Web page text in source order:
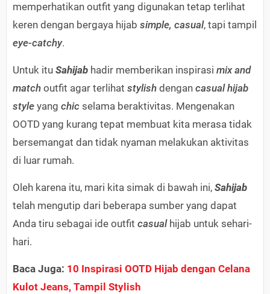
memperhatikan outfit yang digunakan tetap terlihat
keren dengan bergaya hijab simple, casual, tapi tampil
eye-catchy.
Untuk itu Sahijab hadir memberikan inspirasi mix and
match outfit agar terlihat stylish dengan casual hijab
style yang chic selama beraktivitas. Mengenakan
OOTD yang kurang tepat membuat kita merasa tidak
bersemangat dan tidak nyaman melakukan aktivitas
di luar rumah.
Oleh karena itu, mari kita simak di bawah ini, Sahijab
telah mengutip dari beberapa sumber yang dapat
Anda tiru sebagai ide outfit casualhijab untuk sehari-
hari.
Baca Juga: 10 Inspirasi OOTD Hijab dengan Celana
Kulot Jeans, Tampil Stylish